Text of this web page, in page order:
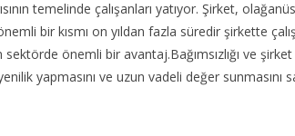
temelinde çalışanları yatıyor. Şirket,
bir kısmı on yıldan fazla süredir şirkette
sektörde önemli bir avantaj.Bağımsızlığı ve
yapmasını ve uzun vadeli değer sunmasını